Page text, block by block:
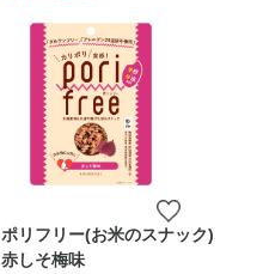
ポリフリー(お米のスナック)
赤しそ梅味